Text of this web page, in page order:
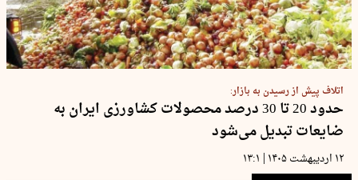
اتلاف پیش از رسیدن به بازار:
حدود 20 تا 30 درصد محصولات کشاورزی ایران به
ضایعات تبدیل می‌شود
۱۲ اردیبهشت ۱۴۰۵ | ۱۳:۱